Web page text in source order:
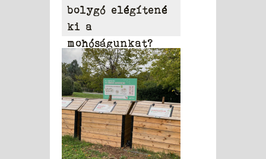
bolygó elégítené
ki a
mohóságunkat?